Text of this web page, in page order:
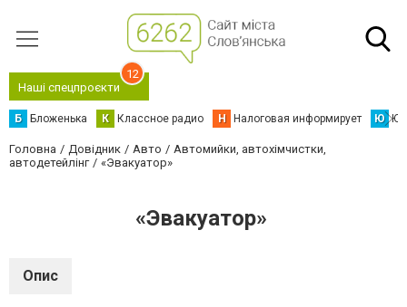
Наші спецпроєкти
12
Б Бложенька К Классное радио Н Налоговая информирует Ю
Головна Довідник Авто
Автомийки, автохімчистки,
автодетейлінг
«Эвакуатор»
«Эвакуатор»
Опис